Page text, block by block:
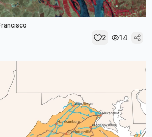
2 14